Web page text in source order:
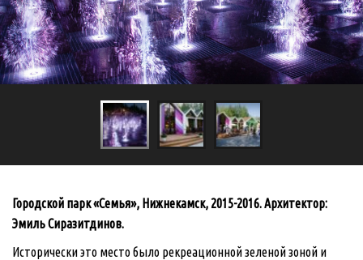
Городской парк «Семья», Нижнекамск, 2015-2016. Архитектор:
Эмиль Сиразитдинов.
Исторически это место было рекреационной зеленой зоной и